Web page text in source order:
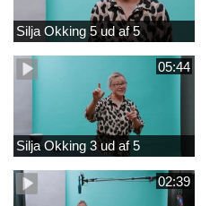
Silja Okking 5 ud af 5
05:44
Silja Okking 3 ud af 5
02:39